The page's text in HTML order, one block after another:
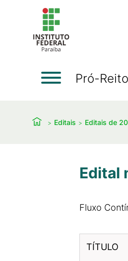
Pró-
Editais Editais de
Edital
Fluxo
TÍTULO